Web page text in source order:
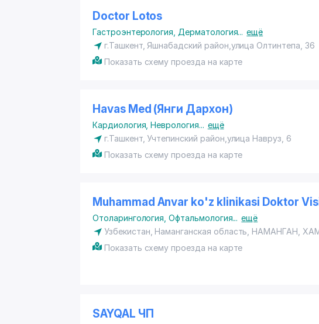
Doctor Lotos
Гастроэнтерология,Дерматология... ещё
г.Ташкент,Яшнабадский район,улица Олтинтепа, 36
Показать схему проезда на карте
Havas Med (Янги Дархон)
Кардиология, Неврология... ещё
г.Ташкент, Учтепинский район,улица Навруз, 6
Показать схему проезда на карте
Muhammad Anvar ko'z klinikasi Doktor
Отоларингология,Офтальмология... ещё
Узбекистан, Наманганская область, НАМАНГАН,
Показать схему проезда на карте
SAYQAL ЧП